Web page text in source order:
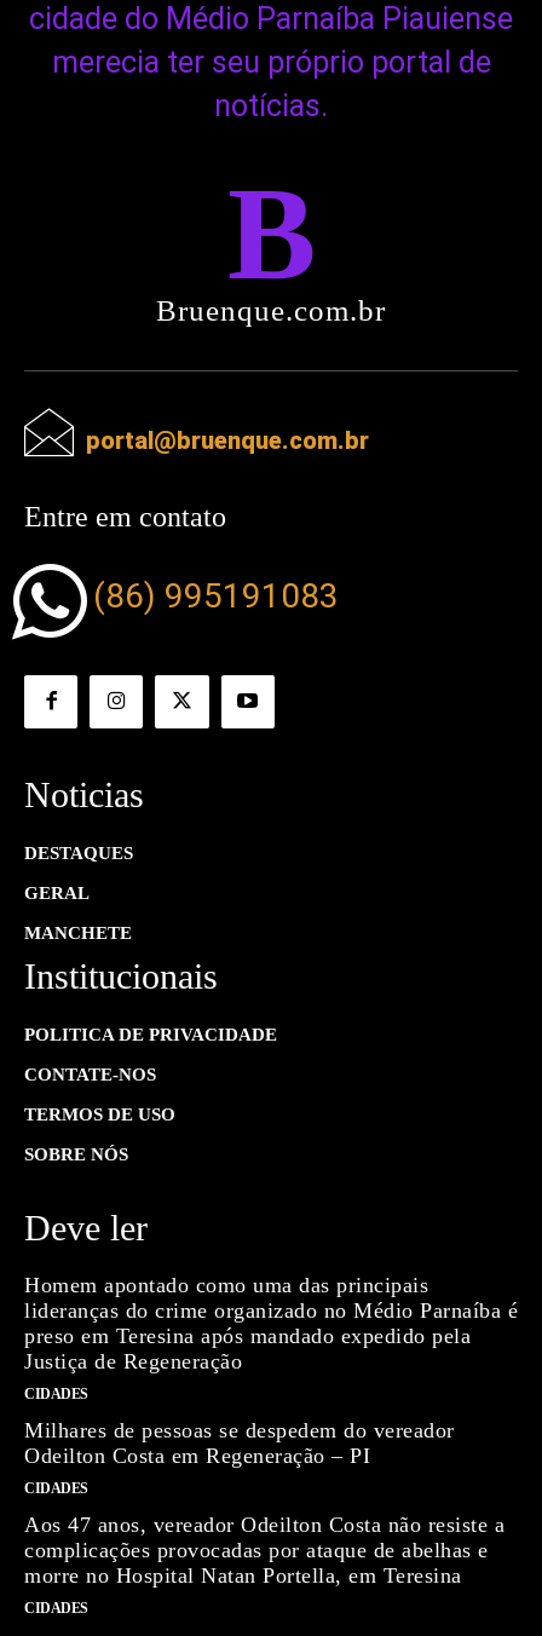
cidade do Médio Parnaíba Piauiense
merecia ter seu próprio portal de
notícias.
B
Bruenque.com.br
portal@bruenque.com.br
Entre em contato
(86) 995191083
Noticias
DESTAQUES
GERAL
MANCHETE
Institucionais
POLITICA DE PRIVACIDADE
CONTATE-NOS
TERMOS DE USO
SOBRE NÓS
Deve ler
Homem apontado como uma das principais
lideranças do crime organizado no Médio Parnaíba é
preso em Teresina após mandado expedido pela
Justiça de Regeneração
CIDADES
Milhares de pessoas se despedem do vereador
Odeilton Costa em Regeneração – PI
CIDADES
Aos 47 anos, vereador Odeilton Costa não resiste a
complicações provocadas por ataque de abelhas e
morre no Hospital Natan Portella, em Teresina
CIDADES